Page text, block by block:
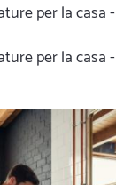
per la casa -
per la casa -